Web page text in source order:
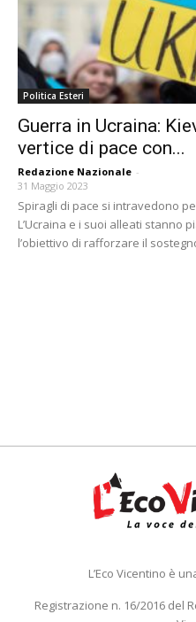
Politica Esteri
Guerra in Ucraina:
vertice di pace con...
Redazione Nazionale -
31 Maggio 2023
Spiragli di pace si intravedono
L’Ucraina e i suoi alleati stanno
l’obiettivo di rafforzare il
L’Eco Vicentino è
Registrazione n. 16/2016 del